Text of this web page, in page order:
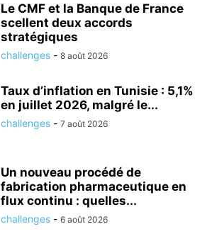
Le CMF et la Banque de France
scellent deux accords
stratégiques
challenges - 8 août 2026
Taux d’inflation en Tunisie : 5,1%
en juillet 2026, malgré le...
challenges - 7 août 2026
Un nouveau procédé de
fabrication pharmaceutique en
flux continu : quelles...
challenges - 6 août 2026